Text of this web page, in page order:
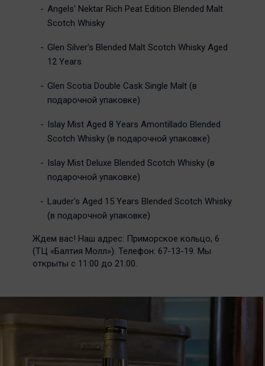
Angels' Nektar Rich Peat Edition Blended Malt
Scotch Whisky
Glen Silver's Blended Malt Scotch Whisky Aged
12 Years
Glen Scotia Double Cask Single Malt (в
подарочной упаковке)
Islay Mist Aged 8 Years Amontillado Blended
Scotch Whisky (в подарочной упаковке)
Islay Mist Deluxe Blended Scotch Whisky (в
подарочной упаковке)
Lauder's Aged 15 Years Blended Scotch Whisky
(в подарочной упаковке)
Ждем вас! Наш адрес: Приморское кольцо, 6
(ТЦ «Балтия Молл»). Телефон: 67-13-19. Мы
открыты с 11:00 до 21:00.